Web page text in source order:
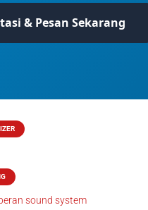
& Pesan Sekarang
sound system